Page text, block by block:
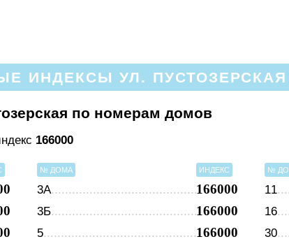
ИНДЕКСЫ УЛ. ПУСТОЗЕРСКАЯ
по номерам домов
166000
№ ДОМА ИНДЕКС
3А 166000
3Б 166000
5 166000
№
11
16
30